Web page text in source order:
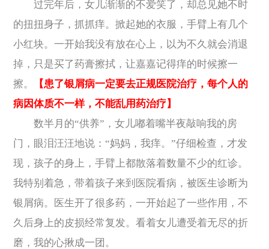
过完年后，女儿渐渐的不爱笑了，却总见她不时
的扭扭身子，抓抓痒。掀起她的衣服，手臂上有几个
小红块。一开始我没有放在心上，以为不久就会消退
掉，只是买了药膏擦拭，让嘉嘉记得痒的时候擦一
擦。
【患了银屑病一定要去正规医院治疗，每个人的
病因体质不一样，不能乱用药治疗】
数半月的“供养”，女儿嘟着嘴半夜敲响我的房
门，眼泪汪汪地说：“妈妈，我痒。”仔细检查，才发
现，孩子的身上，手臂上都散落着数量不少的红诊。
我特别着急，带着孩子来到医院看病，被医生诊断为
银屑病。医生开了很多药，一开始起了一些作用，不
久后身上的皮损经常复发。看着女儿遭受着无尽的折
磨，我的心揪成一团。